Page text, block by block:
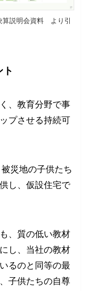
算説明会資料 より引
ト
、教育分野で事
プさせる持続可
災地の子供たち
し、仮設住宅で
、質の低い教材
し、当社の教材
るのと同等の最
子供たちの自尊